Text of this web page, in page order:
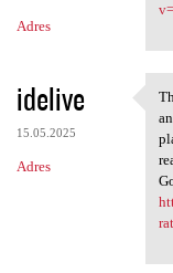
Adres
idelive
15.05.2025
Adres